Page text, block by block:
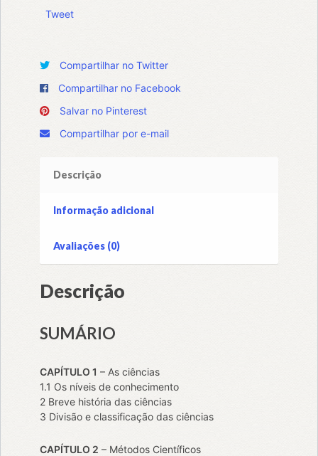
Tweet
Compartilhar no Twitter
Compartilhar no Facebook
Salvar no Pinterest
Compartilhar por e-mail
Descrição
Informação adicional
Avaliações (0)
Descrição
SUMÁRIO
CAPÍTULO 1 – As ciências
1.1 Os níveis de conhecimento
2 Breve história das ciências
3 Divisão e classificação das ciências
CAPÍTULO 2 – Métodos Científicos